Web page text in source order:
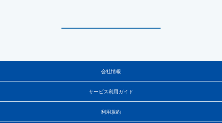
会社情報
サービス利用ガイド
利用規約